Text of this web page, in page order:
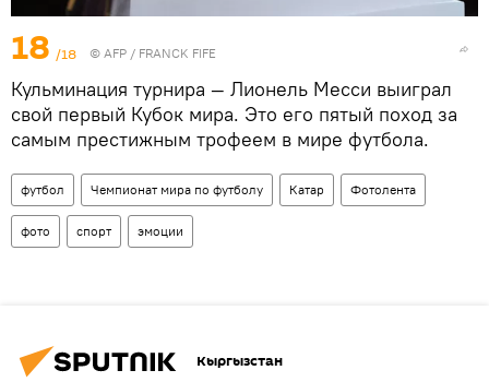
18 /18 © AFP / FRANCK FIFE
Кульминация турнира — Лионель Месси выиграл
свой первый Кубок мира. Это его пятый поход за
самым престижным трофеем в мире футбола.
футбол Чемпионат мира по футболу Катар Фотолента
фото спорт эмоции
Кыргызстан